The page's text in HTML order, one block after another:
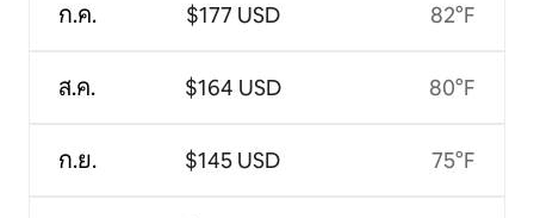
ก.ค.
ส.ค.
ก.ย.
$177 USD
$164 USD
$145 USD
82°F
80°F
75°F